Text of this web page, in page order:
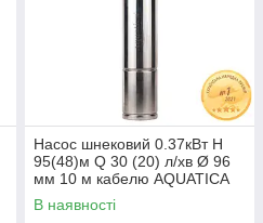
Насос шнековий 0.37кВт H
95(48)м Q 30 (20) л/хв Ø 96
мм 10 м кабелю AQUATICA
4QGDM1.2-50-0.37 (778211)
В наявності